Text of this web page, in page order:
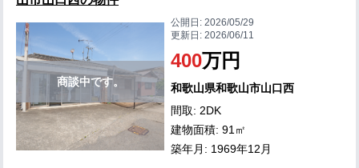
商談中です。
公開日:2026/05/29
更新日:2026/06/11
400万円
和歌山県和歌山市山口西
間取: 2DK
建物面積: 91㎡
築年月: 1969年12月